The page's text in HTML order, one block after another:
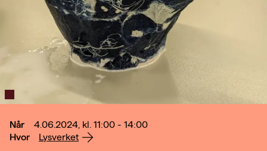
Når
4.06.2024, kl. 11:00 - 14:00
Hvor
Lysverket